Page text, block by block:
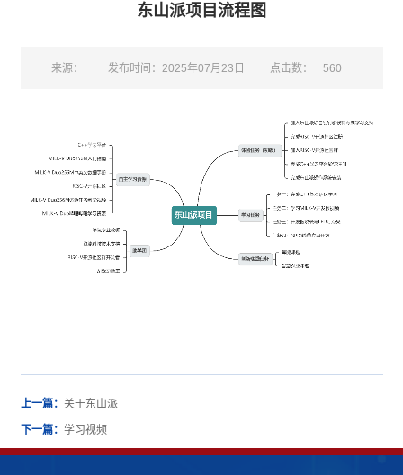
东山派项目流程图
来源： 发布时间：2025年07月23日 点击数： 560
上一篇： 关于东山派
下一篇： 学习视频